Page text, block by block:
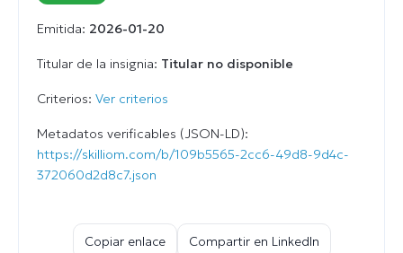
Emitida: 2026-01-20
Titular de la insignia: Titular no disponible
Criterios: Ver criterios
Metadatos verificables (JSON-LD):
https://skilliom.com/b/109b5565-2cc6-49d8-9d4c-
372060d2d8c7.json
Copiar enlace Compartir en LinkedIn